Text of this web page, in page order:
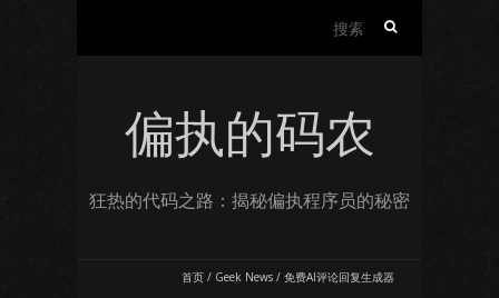
偏执的码农
狂热的代码之路：揭秘偏执程序员的秘密
首页 / Geek News / 免费AI评论回复生成器